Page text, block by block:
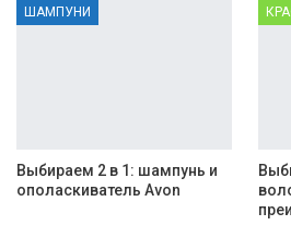
ШАМПУНИ
Выбираем 2 в 1: шампунь и
ополаскиватель Avon